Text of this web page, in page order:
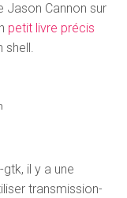
Jason Cannon sur
petit livre précis
shell.
il y a une
transmission-